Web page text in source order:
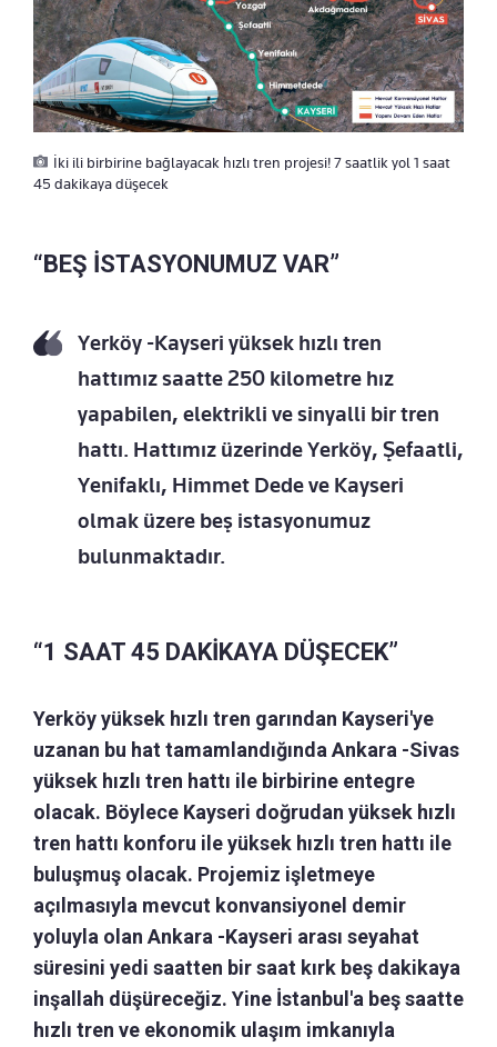
İki ili birbirine bağlayacak hızlı tren projesi! 7 saatlik yol 1 saat
45 dakikaya düşecek
“BEŞ İSTASYONUMUZ VAR”
Yerköy -Kayseri yüksek hızlı tren
hattımız saatte 250 kilometre hız
yapabilen, elektrikli ve sinyalli bir tren
hattı. Hattımız üzerinde Yerköy, Şefaatli,
Yenifaklı, Himmet Dede ve Kayseri
olmak üzere beş istasyonumuz
bulunmaktadır.
“1 SAAT 45 DAKİKAYA DÜŞECEK”
Yerköy yüksek hızlı tren garından Kayseri'ye
uzanan bu hat tamamlandığında Ankara -Sivas
yüksek hızlı tren hattı ile birbirine entegre
olacak. Böylece Kayseri doğrudan yüksek hızlı
tren hattı konforu ile yüksek hızlı tren hattı ile
buluşmuş olacak. Projemiz işletmeye
açılmasıyla mevcut konvansiyonel demir
yoluyla olan Ankara -Kayseri arası seyahat
süresini yedi saatten bir saat kırk beş dakikaya
inşallah düşüreceğiz. Yine İstanbul'a beş saatte
hızlı tren ve ekonomik ulaşım imkanıyla